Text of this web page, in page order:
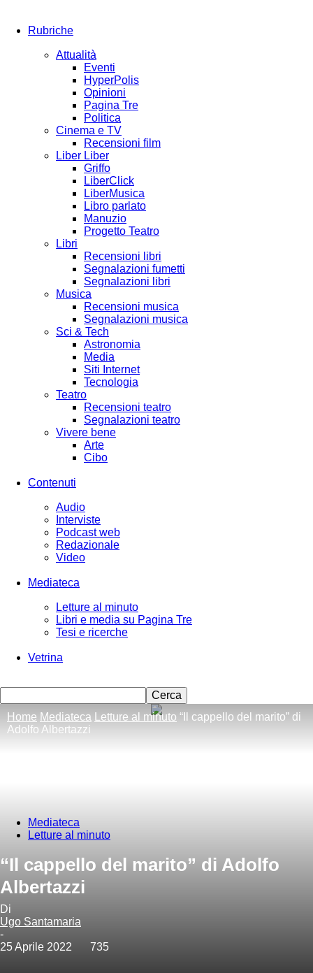
Rubriche
Attualità
Eventi
HyperPolis
Opinioni
Pagina Tre
Politica
Cinema e TV
Recensioni film
Liber Liber
Griffo
LiberClick
LiberMusica
Libro parlato
Manuzio
Progetto Teatro
Libri
Recensioni libri
Segnalazioni fumetti
Segnalazioni libri
Musica
Recensioni musica
Segnalazioni musica
Sci & Tech
Astronomia
Media
Siti Internet
Tecnologia
Teatro
Recensioni teatro
Segnalazioni teatro
Vivere bene
Arte
Cibo
Contenuti
Audio
Interviste
Podcast web
Redazionale
Video
Mediateca
Letture al minuto
Libri e media su Pagina Tre
Tesi e ricerche
Vetrina
Home Mediateca Letture al minuto “Il cappello del marito” di
Adolfo Albertazzi
Mediateca
Letture al minuto
“Il cappello del marito” di Adolfo
Albertazzi
Di
Ugo Santamaria
-
25 Aprile 2022
735